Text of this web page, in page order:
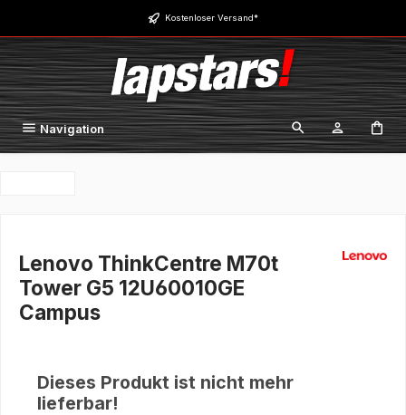
Zum Hauptinhalt springen Kostenloser Versand*
Navigation
Lenovo ThinkCentre M70t
Tower G5 12U60010GE
Campus
Dieses Produkt ist nicht mehr
lieferbar!